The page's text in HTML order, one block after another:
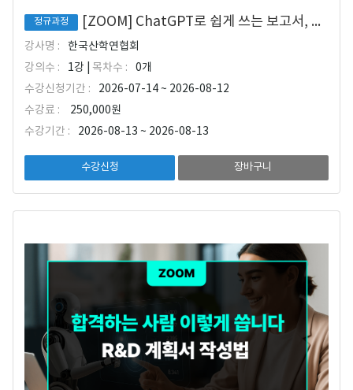
정규과정 [ZOOM] ChatGPT로 쉽게 쓰는 보고서, 사업계획서 작성 마스터
강사명 :
한국산학연협회
강의수 :
1강 | 목차수 :
0개
수강신청기간 :
2026-07-14 ~ 2026-08-12
수강료 :
250,000원
수강기간 :
2026-08-13 ~ 2026-08-13
수강신청 장바구니